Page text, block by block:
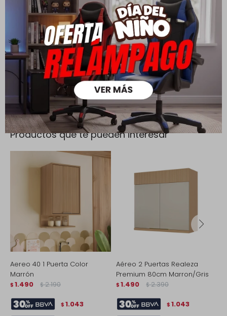
su cambio.
Medios de pago
Productos que te pueden interesar
Aereo 40 1 Puerta Color
Marrón
$ 1.490 $ 2.190
$ 1.043
Aéreo 2 Puertas Realeza
Premium 80cm Marron/Gris
$ 1.490 $ 2.390
$ 1.043